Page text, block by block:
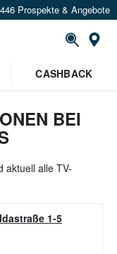
Prospekte & Angebote
CASHBACK
BEI
aktuell alle TV-
1-5